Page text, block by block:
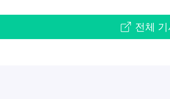
전체